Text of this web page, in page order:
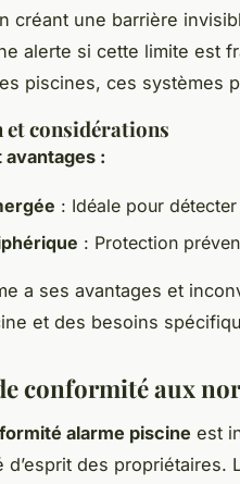
créant une barrière
alerte si cette limite est
piscines, ces systèmes
considérations
:
: Idéale pour détecter
: Protection
a ses avantages et
et des besoins
conformité aux
alarme piscine est
d’esprit des propriétaires.